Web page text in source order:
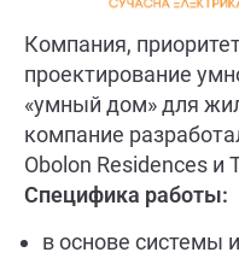
Компания,
проектирование
«умный дом» для
компание
Obolon Residences и
Специфика работы:
в основе системы